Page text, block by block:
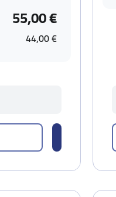
55,00 €
44,00 €